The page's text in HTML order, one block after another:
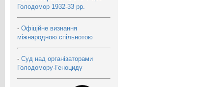
Голодомор 1932-33 рр.
- Офіційне визнання
міжнародною спільнотою
- Суд над організаторами
Голодомору-Геноциду